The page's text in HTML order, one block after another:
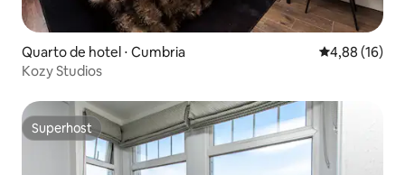
Quarto de hotel ⋅ Cumbria 4,88 de uma
4,88 (16)
Kozy Studios
Superhost
Superhost